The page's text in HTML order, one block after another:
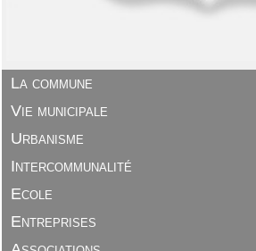
La commune
Vie municipale
Urbanisme
Intercommunalité
Ecole
Entreprises